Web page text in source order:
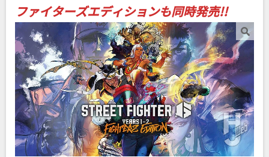
ファイターズエディションも同時発売!!